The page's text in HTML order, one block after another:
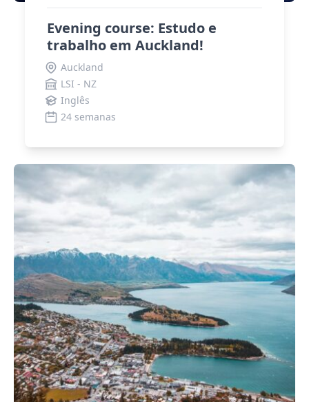
Evening course: Estudo e
trabalho em Auckland!
Auckland
LSI - NZ
Inglês
24 semanas